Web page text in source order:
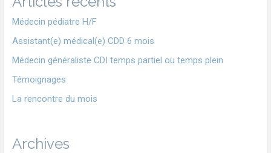
Médecin pédiatre H/F
Assistant(e) médical(e) CDD 6 mois
Médecin généraliste CDI temps partiel ou temps plein
Témoignages
La rencontre du mois
Archives